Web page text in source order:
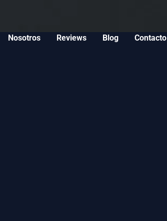
Nosotros Reviews Blog Contacto